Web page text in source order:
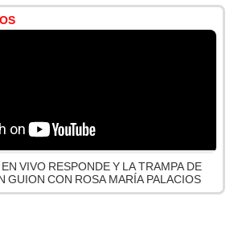
VIVO RESPONDE Y LA TRAMPA DE
GUION CON ROSA MARÍA PALACIOS